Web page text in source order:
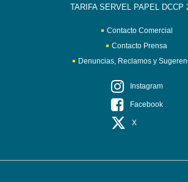
TARIFA SERVEL PAPEL DCCP
Contacto Comercial
Contacto Prensa
Denuncias, Reclamos y
Instagram
Facebook
X